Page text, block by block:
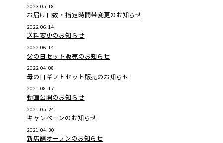
2023.05.18
お届け日数・指定時間帯変更のお知らせ
2022.06.14
送料変更のお知らせ
2022.06.14
父の日セット販売のお知らせ
2022.04.08
母の日ギフトセット販売のお知らせ
2021.08.17
動画公開のお知らせ
2021.05.24
キャンペーンのお知らせ
2021.04.30
新店舗オープンのお知らせ